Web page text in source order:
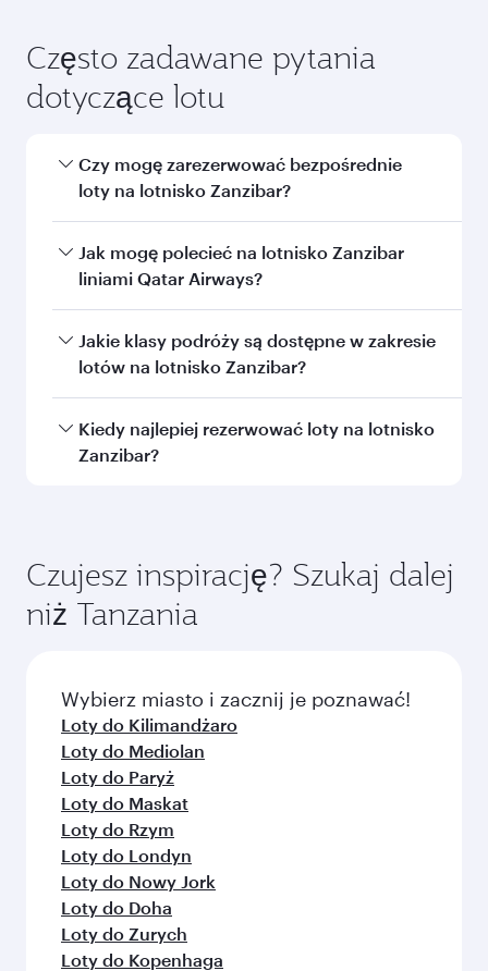
Często zadawane pytania
dotyczące lotu
Czy mogę zarezerwować bezpośrednie
loty na lotnisko Zanzibar?
Tak, Qatar Airways realizuje bezpośrednie loty
na lotnisko Zanzibar. Poszukaj lotów na naszej
Jak mogę polecieć na lotnisko Zanzibar
liniami Qatar Airways?
Na lotnisko możesz dolecieć
liniamiZanzibarQatar Airways bezpośrednio.
przesiadką na międzynarodowym lotnisku
Hamad.
Jakie klasy podróży są dostępne w zakresie
lotów na lotnisko Zanzibar?
Dostępność klas podróży zależy od trasy i danej
linii lotniczej. W przypadku lotów
naszych partnerów dostępne mogą być różne
klasy. Prosimy o sprawdzenie szczegółów lotu
Kiedy najlepiej rezerwować loty na lotnisko
Zanzibar?
okresie podróży. Taryfy zależą od aktualnego
popytu, popularności trasy i dostępności klas
podróży.
Czujesz inspirację? Szukaj dalej
niż Tanzania
Wybierz miasto i zacznij je poznawać!
Loty do Kilimandżaro
Loty do Mediolan
Loty do Paryż
Loty do Maskat
Loty do Rzym
Loty do Londyn
Loty do Nowy Jork
Loty do Doha
Loty do Zurych
Loty do Kopenhaga